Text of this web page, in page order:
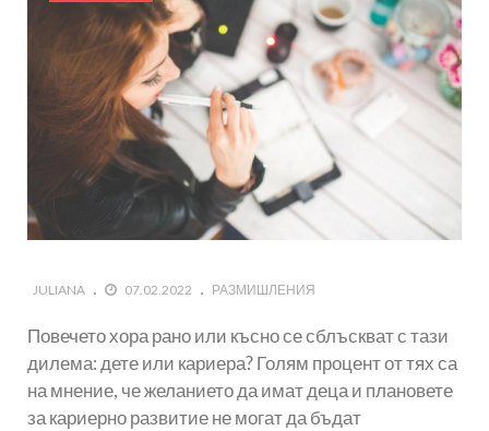
JULIANA 07.02.2022 РАЗМИШЛЕНИЯ
Повечето хора рано или късно се сблъскват с тази
дилема: дете или кариера? Голям процент от тях са
на мнение, че желанието да имат деца и плановете
за кариерно развитие не могат да бъдат